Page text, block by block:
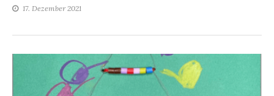
17. Dezember 2021